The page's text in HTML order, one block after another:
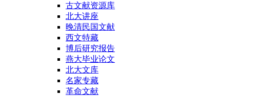
古文献资源库
北大讲座
晚清民国文献
西文特藏
博后研究报告
燕大毕业论文
北大文库
名家专藏
革命文献